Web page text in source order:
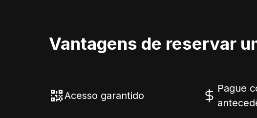
Vantagens de reservar
Acesso garantido
Pague